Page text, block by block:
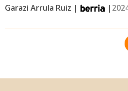
Garazi Arrula Ruiz | |